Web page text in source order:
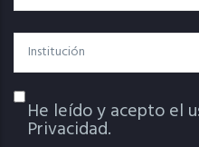
Institución
Política De Privacidad
He leído y acepto el
Privacidad.